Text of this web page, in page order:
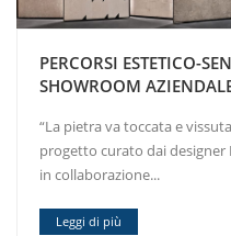
PERCORSI ESTETICO-
SHOWROOM
“La pietra va toccata e
progetto curato dai designer
in collaborazione...
Leggi di più